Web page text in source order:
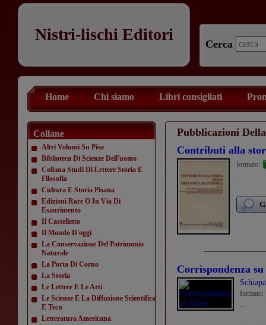
Nistri-lischi Editori
Cerca
Home Chi siamo Libri consigliati
Collane
Altri Volumi Su Pisa
Biblioteca Di Scienze Dell'uomo
Collana Studi Di Lettere Storia E
Filosofia
Cultura E Storia Pisana
Edizioni Rare O In Via Di
Esaurimento
Il Castelletto
Il Mondo D'oggi
La Conservazione Del Patrimonio
Naturale
La Porta Di Corno
La Storia
Le Lettere E Le Arti
Le Scienze E La Diffusione Scientifica
E Tecn
Letteratura Americana
Pubblicazioni
Contributi alla
formato:
...
Corrispondenza
formato:
...